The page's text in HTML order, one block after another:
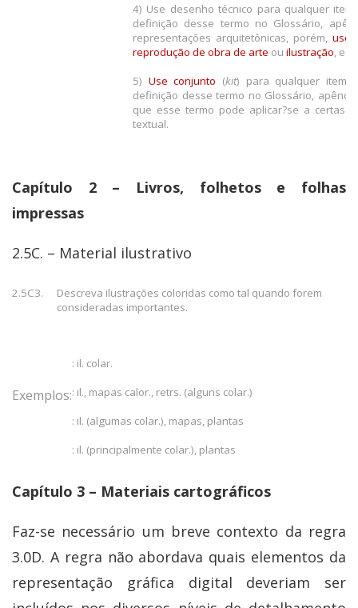
4) Use desenho técnico para qualquer
definição desse termo no Glossário,
representações arquitetônicas, porém, use
reprodução de obra de arte ou ilustração, e
5) Use conjunto (kit) para qualquer item
definição desse termo no Glossário,
que esse termo pode aplicar?se a certas
textual.
Capítulo 2 – Livros, folhetos e folhas
impressas
2.5C. – Material ilustrativo
2.5C3.
Descreva ilustrações coloridas como tal quando forem
consideradas importantes.
Exemplos:
: il. colar.
: il., mapas calor., retrs. (alguns colar.)
: il. (algumas colar.), mapas, plantas
: il. (principalmente colar.), plantas
Capítulo 3 – Materiais cartográficos
Faz-se necessário um breve contexto da regra
3.0D. A regra não abordava quais elementos da
representação gráfica digital deveriam ser